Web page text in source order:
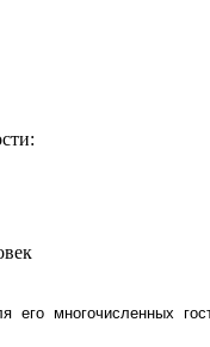
многочисленных